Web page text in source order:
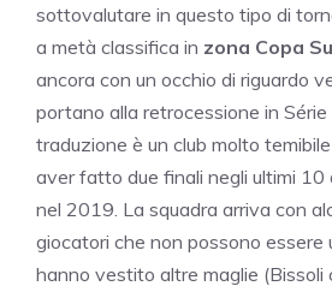
sottovalutare in questo tipo di
a metà classifica in zona Copa
ancora con un occhio di riguardo
portano alla retrocessione in Série
traduzione è un club molto
aver fatto due finali negli ultimi 10
nel 2019. La squadra arriva con
giocatori che non possono essere
hanno vestito altre maglie (Bissoli